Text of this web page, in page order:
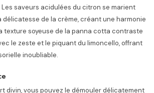
saveurs acidulées du citron se marient
de la crème, créant une harmonie
texture soyeuse de la panna cotta contraste
le zeste et le piquant du limoncello, offrant
inoubliable.
divin, vous pouvez le démouler délicatement